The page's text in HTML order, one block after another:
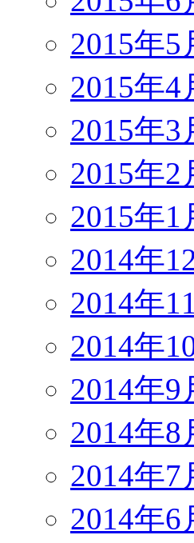
2015年5
2015年4
2015年3
2015年2
2015年1
2014年
2014年
2014年
2014年9
2014年8
2014年7
2014年6